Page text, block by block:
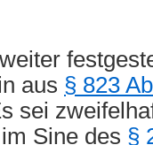
aus § 823
sei
Sine des §